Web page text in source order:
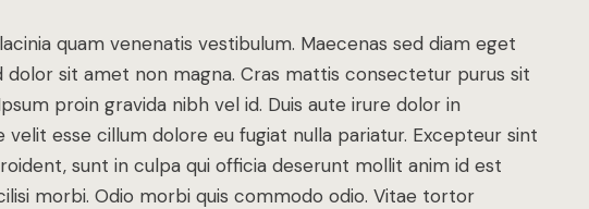
quam venenatis vestibulum. Maecenas sed diam eget
dolor sit amet non magna. Cras mattis consectetur purus sit
proin gravida nibh vel id. Duis aute irure dolor in
esse cillum dolore eu fugiat nulla pariatur. Excepteur sint
sunt in culpa qui officia deserunt mollit anim id est
morbi. Odio morbi quis commodo odio. Vitae tortor